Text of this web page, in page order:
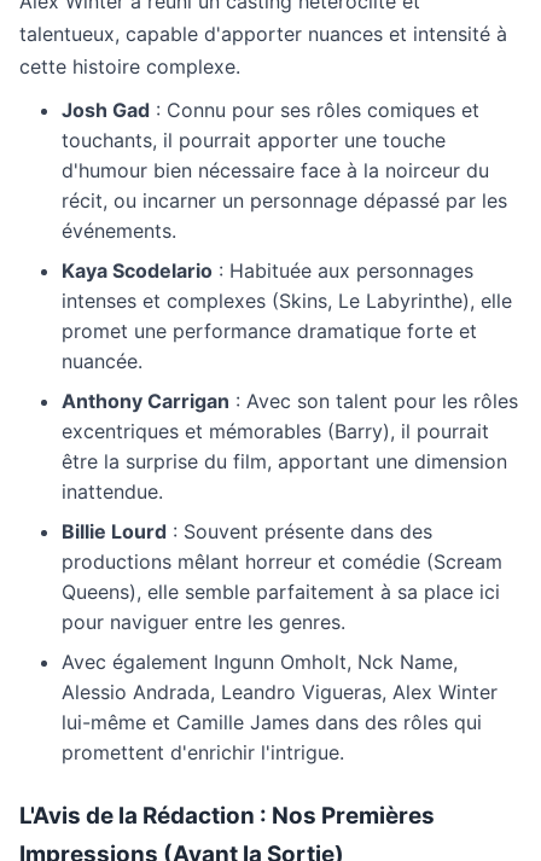
talentueux, capable d'apporter nuances et intensité à
cette histoire complexe.
Josh Gad : Connu pour ses rôles comiques et
touchants, il pourrait apporter une touche
d'humour bien nécessaire face à la noirceur du
récit, ou incarner un personnage dépassé par les
événements.
Kaya Scodelario : Habituée aux personnages
intenses et complexes (Skins, Le Labyrinthe), elle
promet une performance dramatique forte et
nuancée.
Anthony Carrigan : Avec son talent pour les rôles
excentriques et mémorables (Barry), il pourrait
être la surprise du film, apportant une dimension
inattendue.
Billie Lourd : Souvent présente dans des
productions mêlant horreur et comédie (Scream
Queens), elle semble parfaitement à sa place ici
pour naviguer entre les genres.
Avec également Ingunn Omholt, Nck Name,
Alessio Andrada, Leandro Vigueras, Alex Winter
lui-même et Camille James dans des rôles qui
promettent d'enrichir l'intrigue.
L'Avis de la Rédaction : Nos Premières
Impressions (Avant la Sortie)